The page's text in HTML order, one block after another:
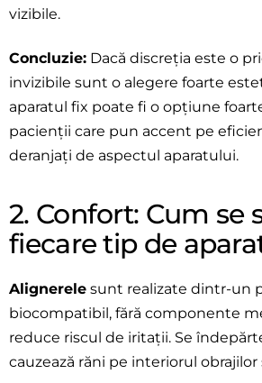
vizibile.
Concluzie: Dacă discreția este o
invizibile sunt o alegere foarte
aparatul fix poate fi o opțiune
pacienții care pun accent pe
deranjați de aspectul aparatului.
2. Confort: Cum se
fiecare tip de
Alignerele sunt realizate dintr-un
biocompatibil, fără componente
reduce riscul de iritații. Se
cauzează răni pe interiorul obrajilor